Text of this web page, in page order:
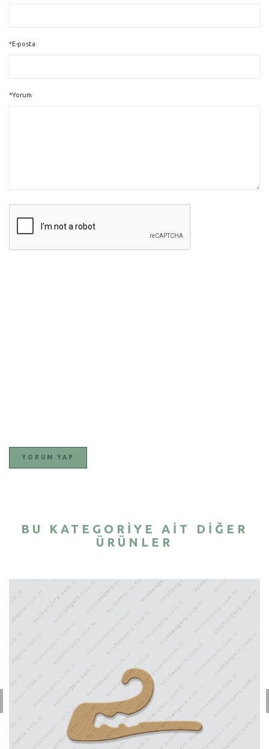
*E-posta
*Yorum
YORUM YAP
BU KATEGORIYE AIT DIĞER
ÜRÜNLER